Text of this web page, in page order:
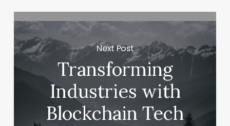
Next Post
Transforming
Industries with
Blockchain Tech